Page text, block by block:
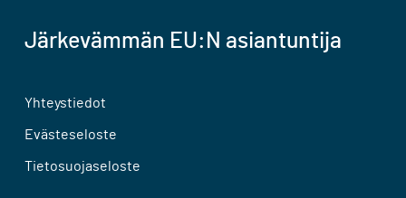
Järkevämmän EU:N asiantuntija
Yhteystiedot
Evästeseloste
Tietosuojaseloste